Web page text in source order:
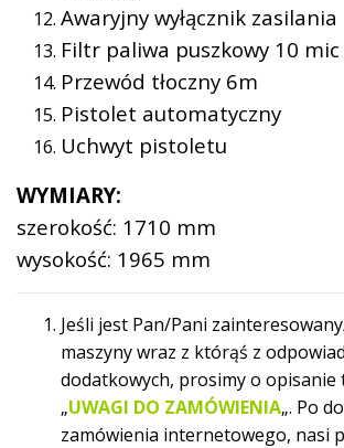
Awaryjny wyłącznik zasilania
Filtr paliwa puszkowy 10 mic
Przewód tłoczny 6m
Pistolet automatyczny
Uchwyt pistoletu
WYMIARY:
szerokość: 1710 mm
wysokość: 1965 mm
Jeśli jest Pan/Pani
maszyny wraz z którąś z
dodatkowych, prosimy o opisanie
„UWAGI DO ZAMÓWIENIA„. Po
zamówienia internetowego, nasi